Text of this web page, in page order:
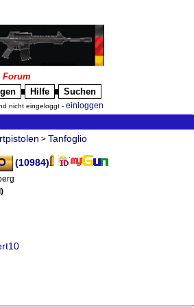
Forum
Hilfe Suchen
nicht eingeloggt - einloggen
> Tanfoglio
(10984)